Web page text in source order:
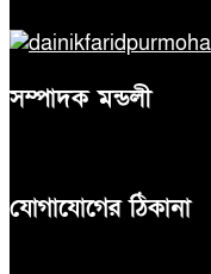
সম্পাদক মন্ডলী
যোগাযোগের ঠিকানা